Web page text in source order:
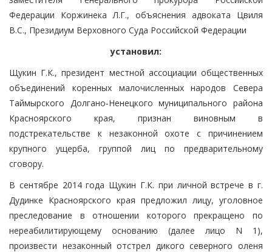
Федерации Коржинека Л.Г., объяснения адвоката Цвиля
В.С., Президиум Верховного Суда Российской Федерации
установил:
Щукин Г.К., президент местной ассоциации общественных
объединений коренных малочисленных народов Севера
Таймырского Долгано-Ненецкого муниципального района
Красноярского края, признан виновным в
подстрекательстве к незаконной охоте с причинением
крупного ущерба, группой лиц по предварительному
сговору.
В сентябре 2014 года Щукин Г.К. при личной встрече в г.
Дудинке Красноярского края предложил лицу, уголовное
преследование в отношении которого прекращено по
нереабилитирующему основанию (далее лицо N 1),
произвести незаконный отстрел дикого северного оленя